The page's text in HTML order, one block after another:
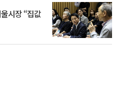
시장 “집값